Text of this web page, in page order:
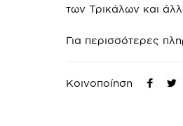
των Τρικάλων και
Για περισσότερες
Κοινοποίηση